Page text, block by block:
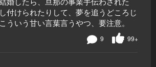
付けられたりして、夢を追うどころじ
ういう甘い言葉言うやつ、要注意。
99+
9